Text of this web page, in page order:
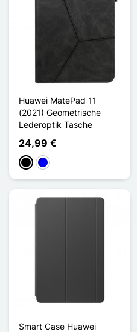
Huawei MatePad 11
(2021) Geometrische
Lederoptik Tasche
24,99 €
Schwarz
Blau
Smart Case Huawei